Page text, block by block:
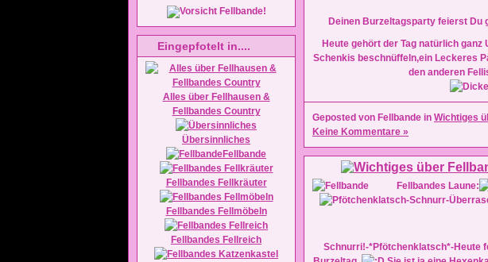
Eingepfotelt in....
Alles über Fellhausen &
Fellbandes Country
Übersinnliches
Fellbande
Fellbandes Fellkräuter
Fellbandes Fellmöbeln
Fellbandes Fellreich
Deinen Burzeltagsparty feierst Du
Heute gehört der Tag natürlich
Schenkis beschnüffeln,ein Leckeres
den anderen
Geposted von Fellbande in Wichtiges
Keine Kommentare »
Fellbandes Laune:
Schnurri!-*Pfötchenklatsch*-Heute